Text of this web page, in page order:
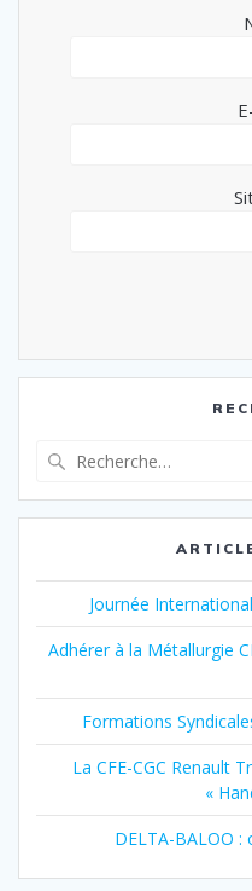
Journée
Adhérer à la Métallurgie
Formations
La CFE-CGC Renault
«
DELTA-BALOO